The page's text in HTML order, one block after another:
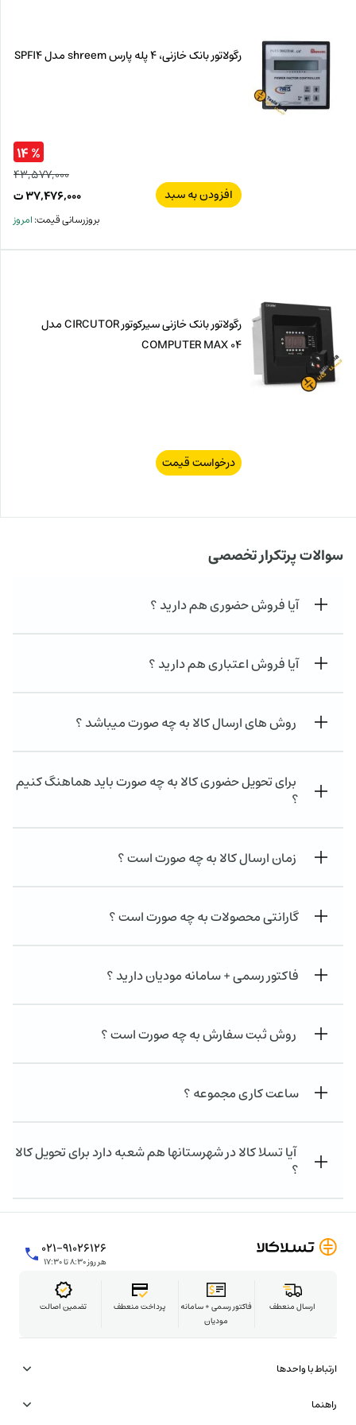
رگولاتور بانک خازنی، 4 پله پارس shreem مدل SPFI4
افزودن به سبد
۴۳,۵۷۷,۰۰۰
۳۷,۴۷۶,۰۰۰ت
% ۱۴
بروزرسانی قیمت:امروز
رگولاتور بانک خازنی سیرکوتور CIRCUTOR مدل
COMPUTER MAX 04
درخواست قیمت
سوالات پرتکرار تخصصی
آیا فروش حضوری هم دارید ؟
آیا فروش اعتباری هم دارید ؟
روش های ارسال کالا به چه صورت میباشد ؟
برای تحویل حضوری کالا به چه صورت باید هماهنگ کنیم
؟
زمان ارسال کالا به چه صورت است ؟
گارانتی محصولات به چه صورت است ؟
فاکتور رسمی + سامانه مودیان دارید ؟
روش ثبت سفارش به چه صورت است ؟
ساعت کاری مجموعه ؟
آیا تسلا کالا در شهرستانها هم شعبه دارد برای تحویل کالا
؟
۰۲۱-۹۱۰۲۶۱۲۶
هر روز ۸:۳۰ تا ۱۷:۳۰
تضمین اصالت پرداخت منعطف
فاکتور رسمی + سامانه
مودیان
ارسال منعطف
راهنما
ارتباط با واحدها
همکاری در تامین